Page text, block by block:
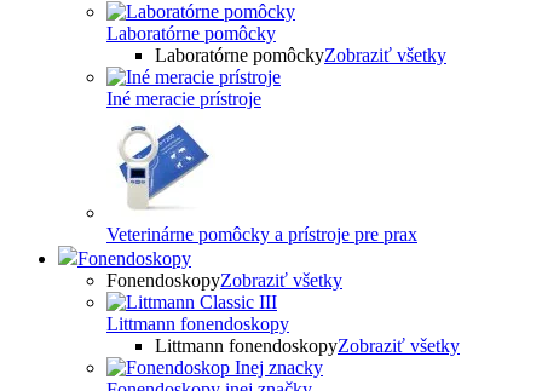
Laboratórne pomôcky
Laboratórne pomôckyZobraziť všetky
Iné meracie prístroje
Veterinárne pomôcky a prístroje pre prax
Fonendoskopy
FonendoskopyZobraziť všetky
Littmann fonendoskopy
Littmann fonendoskopyZobraziť všetky